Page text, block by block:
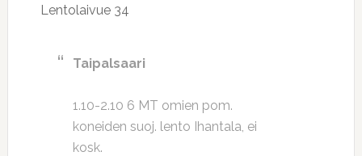
Lentolaivue 34
Taipalsaari
1.10-2.10 6 MT omien pom.
koneiden suoj. lento Ihantala, ei
kosk.